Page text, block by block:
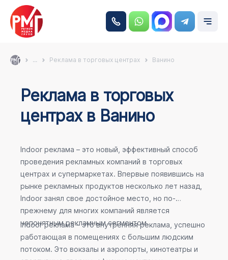
... Реклама в торговых центрах Ванино
Реклама в торговых
центрах в Ванино
Indoor реклама – это новый, эффективный способ
проведения рекламных компаний в торговых
центрах и супермаркетах. Впервые появившись на
рынке рекламных продуктов несколько лет назад,
Indoor занял свое достойное место, но по-
прежнему для многих компаний является
непонятным рекламным сегментом.
Indoor реклама – это внутренняя реклама, успешно
работающая в помещениях с большим людским
потоком. Это вокзалы и аэропорты, кинотеатры и